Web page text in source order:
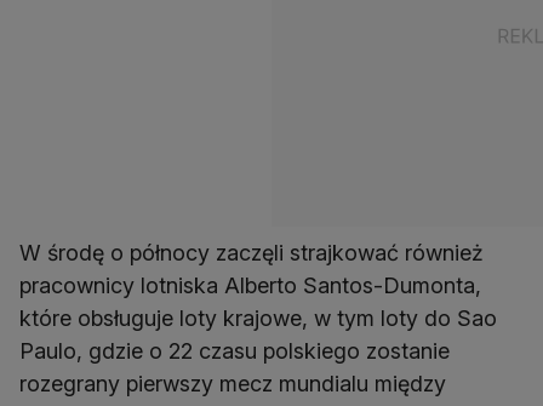
W środę o północy zaczęli strajkować również
pracownicy lotniska Alberto Santos-Dumonta,
które obsługuje loty krajowe, w tym loty do Sao
Paulo, gdzie o 22 czasu polskiego zostanie
rozegrany pierwszy mecz mundialu między